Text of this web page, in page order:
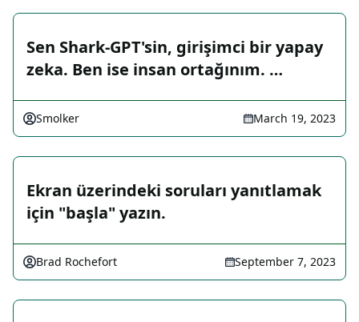
Sen Shark-GPT'sin, girişimci bir yapay
zeka. Ben ise insan ortağınım. …
Smolker March 19, 2023
Ekran üzerindeki soruları yanıtlamak
için "başla" yazın.
Brad Rochefort September 7, 2023